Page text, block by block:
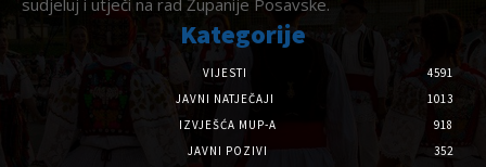
Kategorije
VIJESTI
4591
JAVNI NATJEČAJI
1013
IZVJEŠĆA MUP-A
918
JAVNI POZIVI
352